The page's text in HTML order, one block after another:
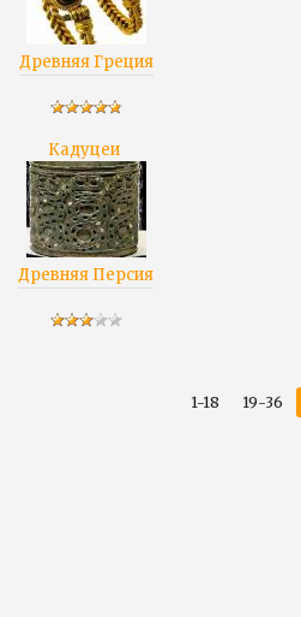
Древняя Греция
Кадуцеи
Древняя Персия
1-18 19-36